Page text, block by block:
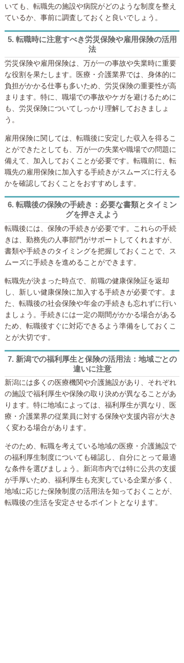
いても、転職先の施設や病院がどのような制度を整え
ているか、事前に調査しておくと良いでしょう。
5. 転職時に注意すべき労災保険や雇用保険の活用
法
労災保険や雇用保険は、万が一の事故や失業時に重要
な役割を果たします。医療・介護業界では、身体的に
負担がかかる仕事も多いため、労災保険の重要性が高
まります。特に、職場での事故やケガを避けるために
も、労災保険についてしっかり理解しておきましょ
う。
雇用保険に関しては、転職後に安定した収入を得るこ
とができたとしても、万が一の失業や職場での問題に
備えて、加入しておくことが必要です。転職前に、転
職先の雇用保険に加入する手続きがスムーズに行える
かを確認しておくことをおすすめします。
6. 転職後の保険の手続き：必要な書類とタイミン
グを押さえよう
転職後には、保険の手続きが必要です。これらの手続
きは、勤務先の人事部門がサポートしてくれますが、
書類や手続きのタイミングを把握しておくことで、ス
ムーズに手続きを進めることができます。
転職先が決まった時点で、前職の健康保険証を返却
し、新しい健康保険に加入する手続きが必要です。ま
た、転職後の社会保険や年金の手続きも忘れずに行い
ましょう。手続きには一定の期間がかかる場合がある
ため、転職後すぐに対応できるよう準備をしておくこ
とが大切です。
7. 新潟での福利厚生と保険の活用法：地域ごとの
違いに注意
新潟には多くの医療機関や介護施設があり、それぞれ
の施設で福利厚生や保険の取り決めが異なることがあ
ります。特に地域によっては、福利厚生が異なり、医
療・介護業界の従業員に対する保険や支援内容が大き
く変わる場合があります。
そのため、転職を考えている地域の医療・介護施設で
の福利厚生制度についても確認し、自分にとって最適
な条件を選びましょう。新潟市内では特に公共の支援
が手厚いため、福利厚生も充実している企業が多く、
地域に応じた保険制度の活用法を知っておくことが、
転職後の生活を安定させるポイントとなります。